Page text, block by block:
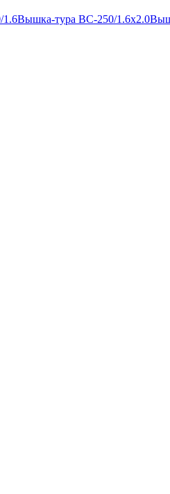
1.6Вышка-тура ВС-250/1.6х2.0